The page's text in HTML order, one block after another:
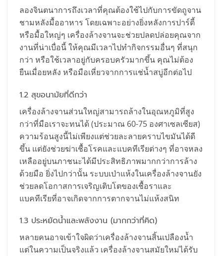
ลองจินตนาการถึงเวลาที่คุณต้องใช้ไปกับการขัดถูจาน
ชามหลังมื้ออาหาร โดยเฉพาะอย่างยิ่งหลังการปาร์ตี้
หรือมื้อใหญ่ๆ เครื่องล้างจานจะช่วยปลดปล่อยคุณจาก
งานที่น่าเบื่อนี้ ให้คุณมีเวลาไปทำกิจกรรมอื่นๆ ที่สนุก
กว่า หรือใช้เวลาอยู่กับครอบครัวมากขึ้น คุณไม่ต้อง
ยืนเมื่อยหลัง หรือมือเหี่ยวจากการแช่น้ำสบู่อีกต่อไป
1.2 สุขอนามัยที่ดีกว่า
เครื่องล้างจานส่วนใหญ่สามารถล้างในอุณหภูมิที่สูง
กว่าที่มือเราจะทนได้ (ประมาณ 60-75 องศาเซลเซียส)
ความร้อนสูงนี้ไม่เพียงแต่ช่วยละลายคราบไขมันได้ดี
ขึ้น แต่ยังช่วยฆ่าเชื้อโรคและแบคทีเรียต่างๆ ที่อาจหลง
เหลืออยู่บนภาชนะได้มีประสิทธิภาพมากกว่าการล้าง
ด้วยมือ ยิ่งไปกว่านั้น ระบบเป่าแห้งในเครื่องล้างจานยัง
ช่วยลดโอกาสการเจริญเติบโตของเชื้อราและ
แบคทีเรียที่อาจเกิดจากการตากจานไม่แห้งสนิท
1.3 ประหยัดน้ำและพลังงาน (มากกว่าที่คิด)
หลายคนอาจเข้าใจผิดว่าเครื่องล้างจานสิ้นเปลืองน้ำ
แต่ในความเป็นจริงแล้ว เครื่องล้างจานสมัยใหม่ได้รับ